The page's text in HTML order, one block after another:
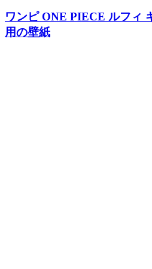
ワンピ ONE PIECE ルフィ
用の壁紙